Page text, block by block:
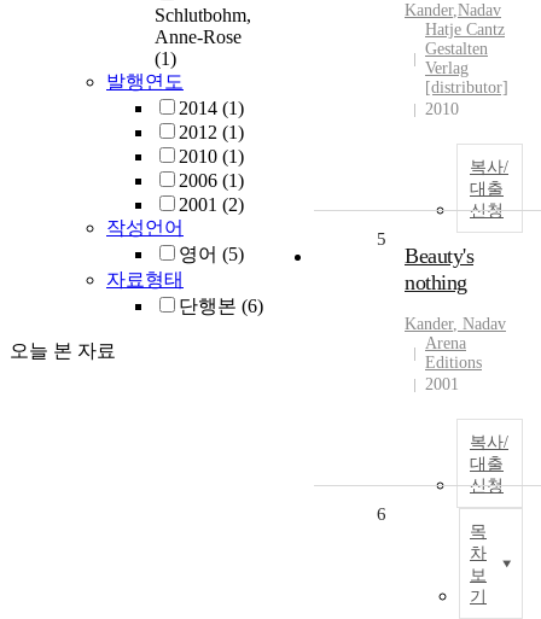
Schlutbohm,
Anne-Rose
(1)
발행연도
2014 (1)
2012 (1)
2010 (1)
2006 (1)
2001 (2)
작성언어
영어 (5)
자료형태
단행본 (6)
오늘 본 자료
Kander,Nadav
Hatje Cantz
Gestalten
Verlag
[distributor]
2010
복사/
대출
신청
5
Beauty's
nothing
Kander, Nadav
Arena
Editions
2001
복사/
대출
신청
목
차
보
기
6